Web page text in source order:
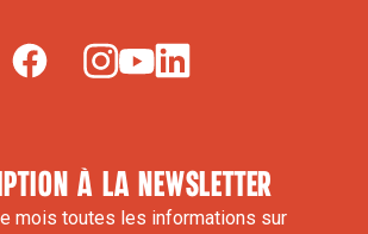
à la newsletter
mois toutes les informations sur